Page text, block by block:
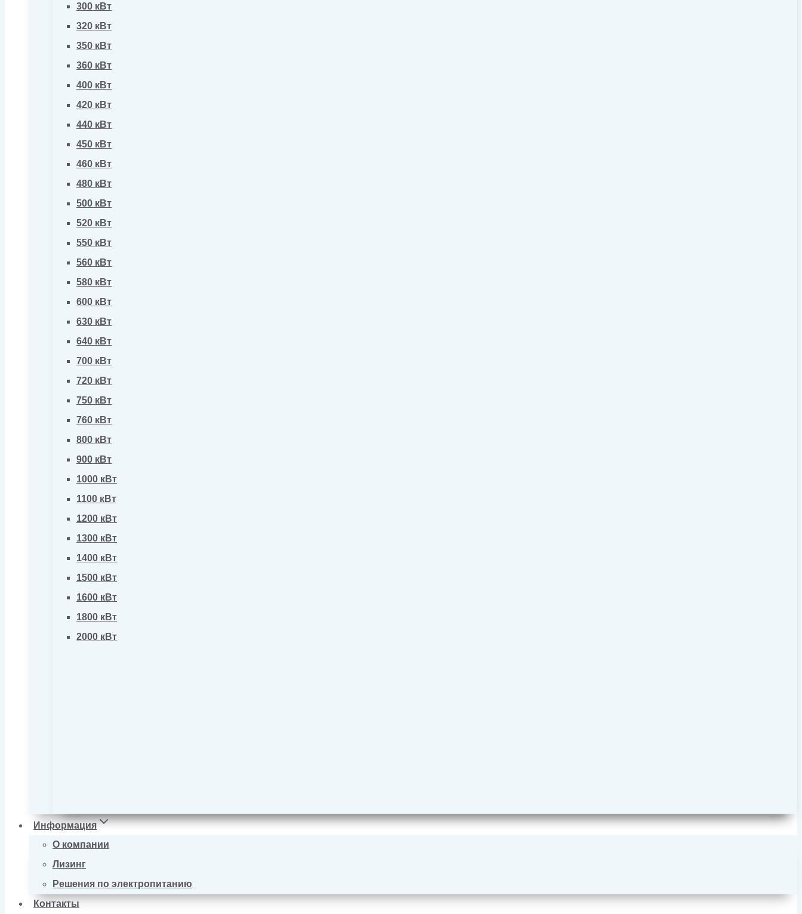
300 кВт
320 кВт
350 кВт
360 кВт
400 кВт
420 кВт
440 кВт
450 кВт
460 кВт
480 кВт
500 кВт
520 кВт
550 кВт
560 кВт
580 кВт
600 кВт
630 кВт
640 кВт
700 кВт
720 кВт
750 кВт
760 кВт
800 кВт
900 кВт
1000 кВт
1100 кВт
1200 кВт
1300 кВт
1400 кВт
1500 кВт
1600 кВт
1800 кВт
2000 кВт
Информация
О компании
Лизинг
Решения по электропитанию
Контакты